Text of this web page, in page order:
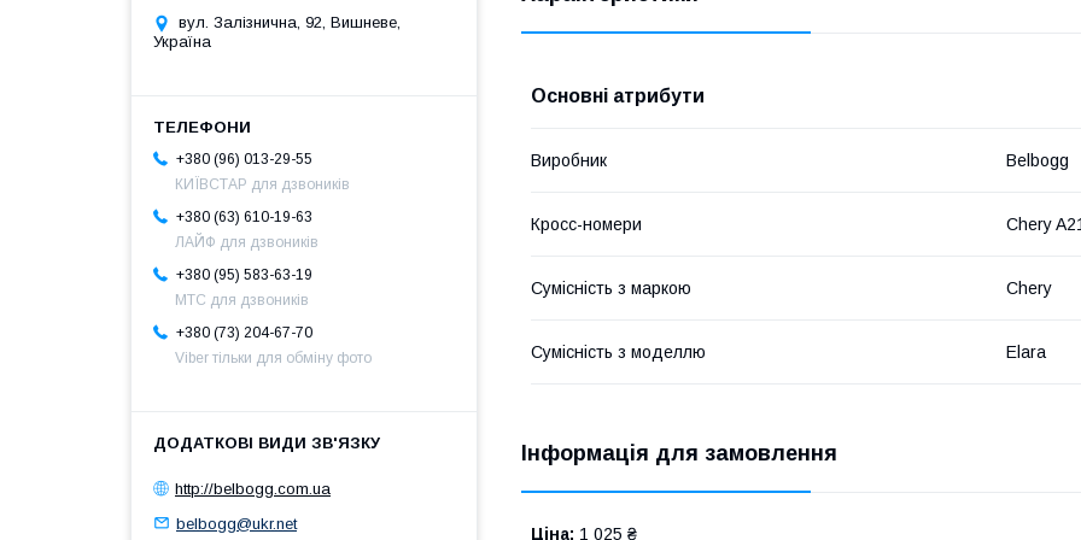
Основні атрибути
Виробник Belbogg
Кросс-номери Chery
Сумісність з маркою Chery
Сумісність з моделлю Elara
Інформація для замовлення
Ціна: 1 025 ₴
вул. Залізнична, 92, Вишневе,
Україна
+380 (96) 013-29-55
КИЇВСТАР для дзвоників
+380 (63) 610-19-63
ЛАЙФ для дзвоників
+380 (95) 583-63-19
МТС для дзвоників
+380 (73) 204-67-70
Viber тільки для обміну фото
http://belbogg.com.ua
belbogg@ukr.net